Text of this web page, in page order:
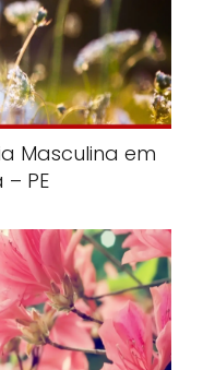
Masculina em
PE